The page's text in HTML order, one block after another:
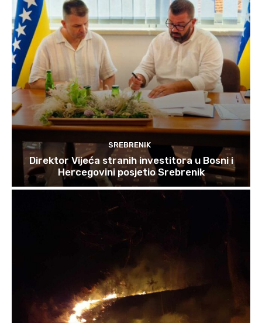
SREBRENIK
Direktor Vijeća stranih investitora u Bosni i
Hercegovini posjetio Srebrenik